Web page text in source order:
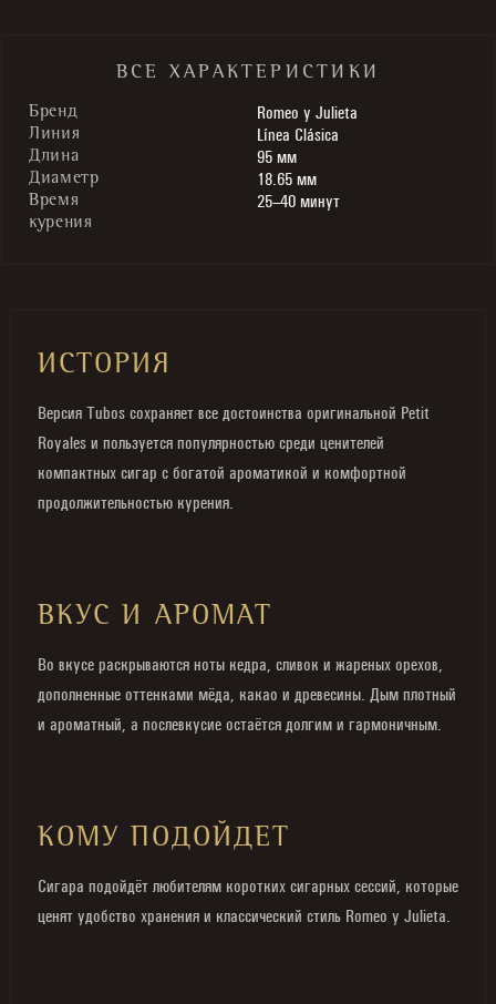
ВСЕ ХАРАКТЕРИСТИКИ
Бренд Romeo y Julieta
Линия Línea Clásica
Длина 95 мм
Диаметр 18.65 мм
Время
курения
25–40 минут
ИСТОРИЯ
Версия Tubos сохраняет все достоинства оригинальной Petit
Royales и пользуется популярностью среди ценителей
компактных сигар с богатой ароматикой и комфортной
продолжительностью курения.
ВКУС И АРОМАТ
Во вкусе раскрываются ноты кедра, сливок и жареных орехов,
дополненные оттенками мёда, какао и древесины. Дым плотный
и ароматный, а послевкусие остаётся долгим и гармоничным.
КОМУ ПОДОЙДЕТ
Сигара подойдёт любителям коротких сигарных сессий, которые
ценят удобство хранения и классический стиль Romeo y Julieta.